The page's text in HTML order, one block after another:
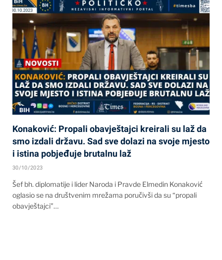
BIH
Konaković: Propali obavještajci kreirali su laž da
smo izdali državu. Sad sve dolazi na svoje mjesto
i istina pobjeđuje brutalnu laž
30/10/2023
Šef bh. diplomatije i lider Naroda i Pravde Elmedin Konaković
oglasio se na društvenim mrežama poručivši da su “propali
obavještajci”…